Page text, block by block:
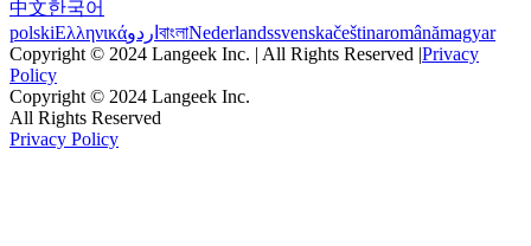
中文한국어
polskiΕλληνικάاردو বাংলাNederlandssvenskačeštinaromânămagyar
Copyright © 2024 Langeek Inc. | All Rights Reserved |Privacy
Policy
Copyright © 2024 Langeek Inc.
All Rights Reserved
Privacy Policy